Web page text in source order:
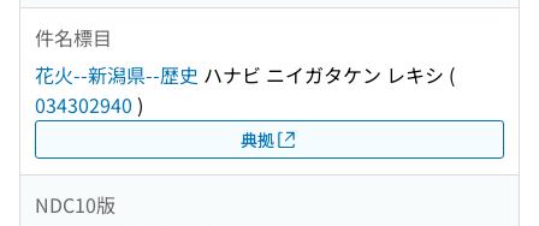
件名標目
花火--新潟県--歴史 ハナビ ニイガタケン レキシ (
034302940 )
典拠
NDC10版